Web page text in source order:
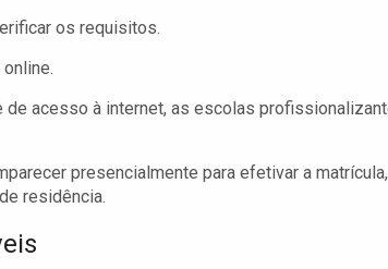
os requisitos.
de acesso à internet, as escolas
presencialmente para efetivar a
residência.